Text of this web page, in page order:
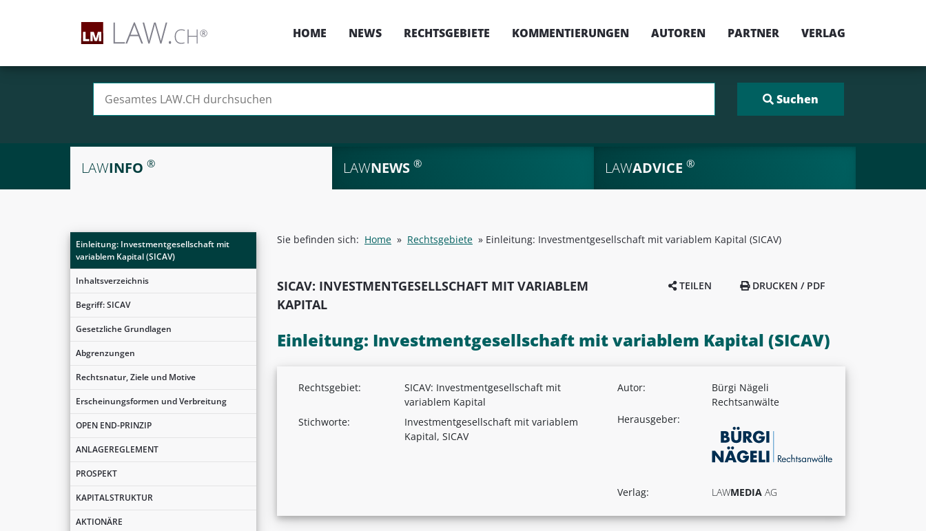
HOME NEWS RECHTSGEBIETE KOMMENTIERUNGEN AUTOREN PARTNER VERLAG
LAWINFO ® LAWNEWS ® LAWADVICE ®
Einleitung: Investmentgesellschaft mit
variablem Kapital (SICAV)
Inhaltsverzeichnis
Begriff: SICAV
Gesetzliche Grundlagen
Abgrenzungen
Rechtsnatur, Ziele und Motive
Erscheinungsformen und Verbreitung
OPEN END-PRINZIP
ANLAGEREGLEMENT
PROSPEKT
KAPITALSTRUKTUR
AKTIONÄRE
Sie befinden sich: Home » Rechtsgebiete » Einleitung: Investmentgesellschaft mit variablem Kapital (SICAV)
SICAV: INVESTMENTGESELLSCHAFT MIT VARIABLEM
KAPITAL
TEILEN DRUCKEN / PDF
Einleitung: Investmentgesellschaft mit variablem Kapital (SICAV)
Rechtsgebiet:
SICAV: Investmentgesellschaft mit
variablem Kapital
Stichworte:
Investmentgesellschaft mit variablem
Kapital, SICAV
Autor:
Bürgi Nägeli
Rechtsanwälte
Herausgeber:
Verlag: LAWMEDIA AG